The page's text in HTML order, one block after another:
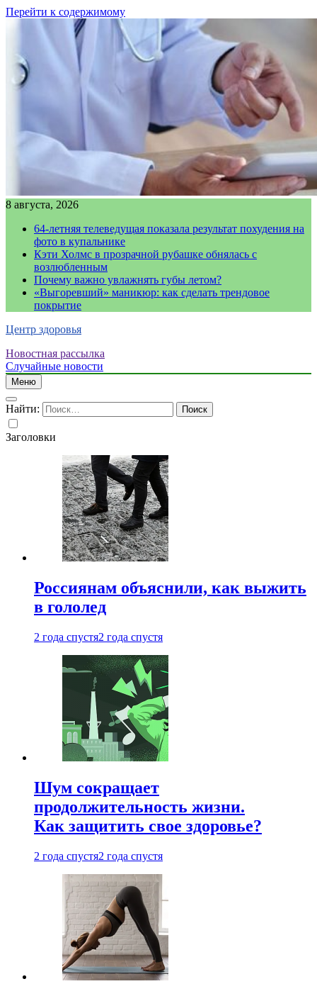
Перейти к содержимому
8 августа, 2026
64-летняя телеведущая показала результат похудения на
фото в купальнике
Кэти Холмс в прозрачной рубашке обнялась с
возлюбленным
Почему важно увлажнять губы летом?
«Выгоревший» маникюр: как сделать трендовое
покрытие
Центр здоровья
Новостная рассылка
Случайные новости
Меню
Найти:
Заголовки
Россиянам объяснили, как выжить
в гололед
2 года спустя2 года спустя
Шум сокращает
продолжительность жизни.
Как защитить свое здоровье?
2 года спустя2 года спустя